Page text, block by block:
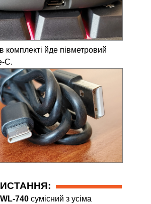
комплекті йде півметровий
C.
740 сумісний з усіма